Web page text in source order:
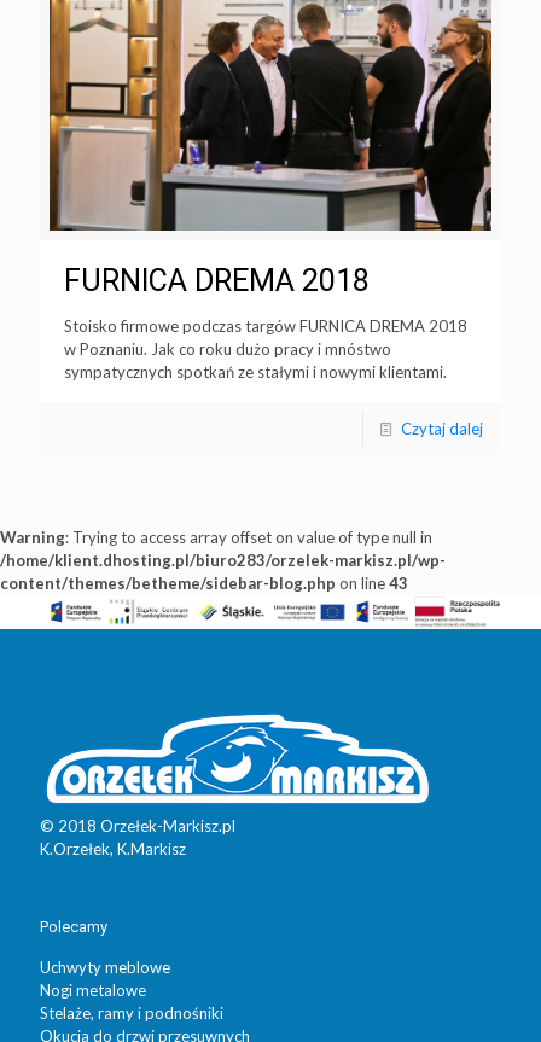
FURNICA DREMA 2018
Stoisko firmowe podczas targów FURNICA DREMA 2018
w Poznaniu. Jak co roku dużo pracy i mnóstwo
sympatycznych spotkań ze stałymi i nowymi klientami.
Czytaj dalej
Warning: Trying to access array offset on value of type null in
/home/klient.dhosting.pl/biuro283/orzelek-markisz.pl/wp-
content/themes/betheme/sidebar-blog.php on line43
© 2018 Orzełek-Markisz.pl
K.Orzełek, K.Markisz
Polecamy
Uchwyty meblowe
Nogi metalowe
Stelaże, ramy i podnośniki
Okucia do drzwi przesuwnych